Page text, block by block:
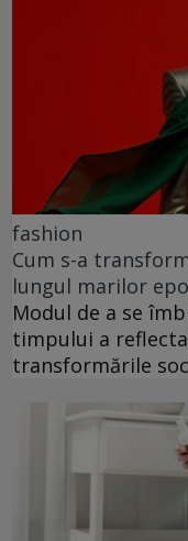
fashion
Cum s-a
lungul marilor
Modul de a se
timpului a
transformările